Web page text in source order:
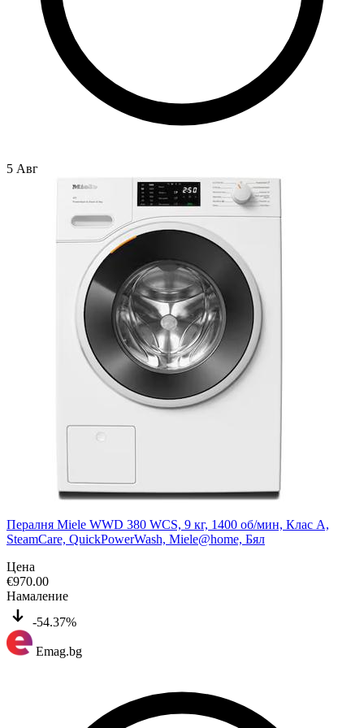
5 Авг
Пералня Miele WWD 380 WCS, 9 кг, 1400 об/мин, Клас A,
SteamCare, QuickPowerWash, Miele@home, Бял
Цена
€970.00
Намаление
-54.37%
Emag.bg